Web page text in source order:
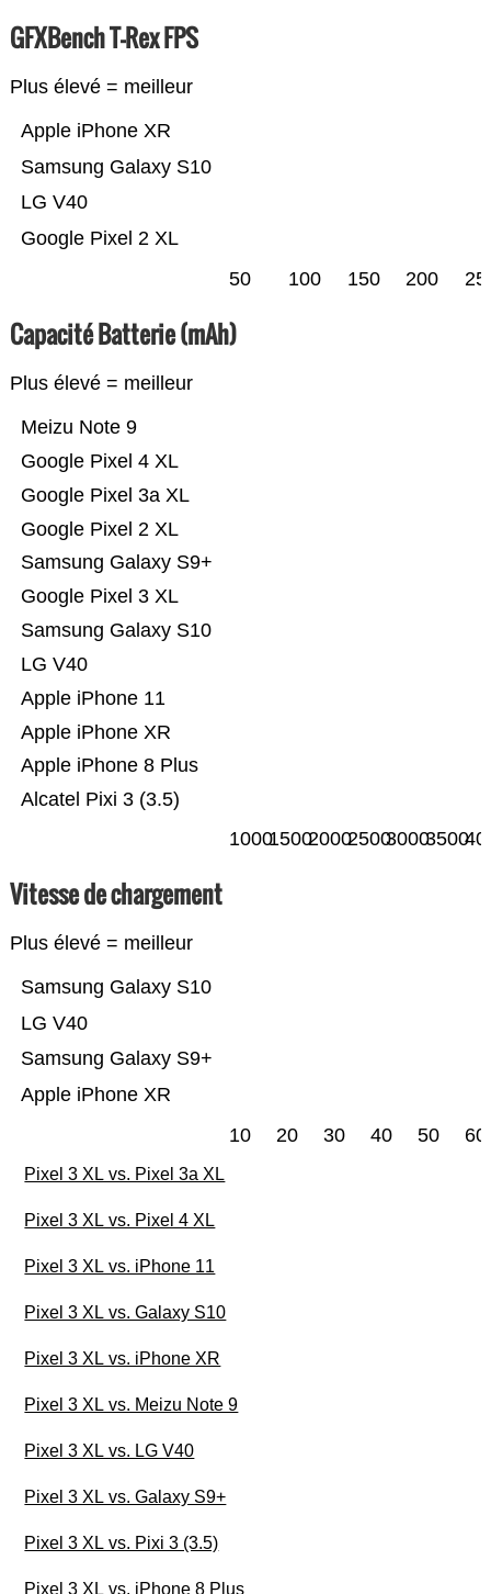
GFXBench T-Rex FPS
Plus élevé = meilleur
Google Pixel 2 XL
LG V40
Samsung Galaxy S10
Apple iPhone XR
50 100 150 200
Capacité Batterie (mAh)
Plus élevé = meilleur
Alcatel Pixi 3 (3.5)
Apple iPhone 8 Plus
Apple iPhone XR
Apple iPhone 11
LG V40
Samsung Galaxy S10
Google Pixel 3 XL
Samsung Galaxy S9+
Google Pixel 2 XL
Google Pixel 3a XL
Google Pixel 4 XL
Meizu Note 9
100015002000250030003500
Vitesse de chargement
Plus élevé = meilleur
Apple iPhone XR
Samsung Galaxy S9+
LG V40
Samsung Galaxy S10
10 20 30 40 50 60
Pixel 3 XL vs. Pixel 3a XL
Pixel 3 XL vs. Pixel 4 XL
Pixel 3 XL vs. iPhone 11
Pixel 3 XL vs. Galaxy S10
Pixel 3 XL vs. iPhone XR
Pixel 3 XL vs. Meizu Note 9
Pixel 3 XL vs. LG V40
Pixel 3 XL vs. Galaxy S9+
Pixel 3 XL vs. Pixi 3 (3.5)
Pixel 3 XL vs. iPhone 8 Plus